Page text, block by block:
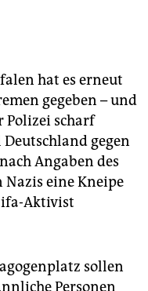
hat es erneut
gegeben – und
Polizei scharf
gegen
Angaben des
eine Kneipe
Aktivist
sollen
Personen